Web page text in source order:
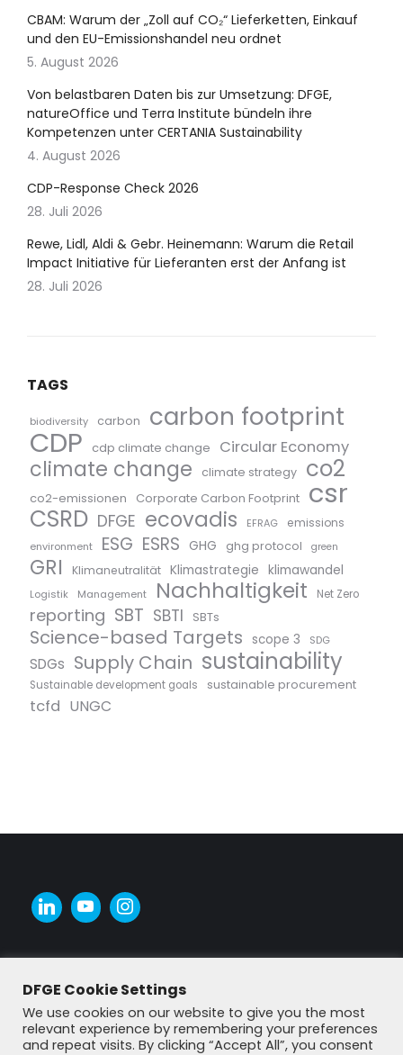
CBAM: Warum der „Zoll auf CO₂“ Lieferketten, Einkauf
und den EU-Emissionshandel neu ordnet
5. August 2026
Von belastbaren Daten bis zur Umsetzung: DFGE,
natureOffice und Terra Institute bündeln ihre
Kompetenzen unter CERTANIA Sustainability
4. August 2026
CDP-Response Check 2026
28. Juli 2026
Rewe, Lidl, Aldi & Gebr. Heinemann: Warum die Retail
Impact Initiative für Lieferanten erst der Anfang ist
28. Juli 2026
TAGS
biodiversity carbon carbon footprint
CDP cdp climate change Circular Economy
climate change climate strategy co2
co2-emissionen Corporate Carbon Footprint csr
CSRD DFGE ecovadis EFRAG emissions
environment ESG ESRS GHG ghg protocol green
GRI Klimaneutralität Klimastrategie klimawandel
Logistik Management Nachhaltigkeit Net Zero
reporting SBT SBTI SBTs
Science-based Targets scope 3 SDG
SDGs Supply Chain sustainability
Sustainable development goals sustainable procurement
tcfd UNGC
DFGE Cookie Settings
We use cookies on our website to give you the most
relevant experience by remembering your preferences
and repeat visits. By clicking “Accept All”, you consent